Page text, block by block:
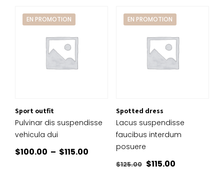
initial
était :
$80.00.
actuel
est :
$69.99.
EN PROMOTION
Sport outfit
Pulvinar dis suspendisse
vehicula dui
$100.00 – $115.00
EN PROMOTION
Spotted dress
Lacus suspendisse
faucibus interdum
posuere
$125.00 Le
$115.00Le